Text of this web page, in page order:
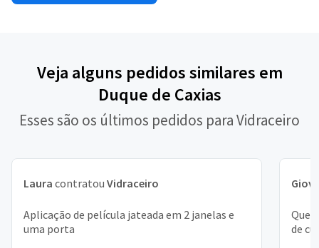
Veja alguns pedidos similares em
Duque de Caxias
Esses são os últimos pedidos para Vidraceiro
Laura contratou Vidraceiro
Aplicação de película jateada em 2 janelas e
uma porta
de